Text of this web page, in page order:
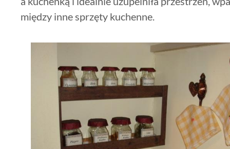
między inne sprzęty kuchenne.